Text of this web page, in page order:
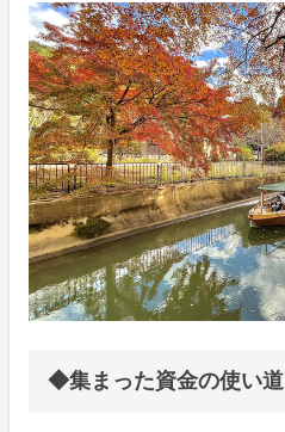
◆集まった資金の使い道